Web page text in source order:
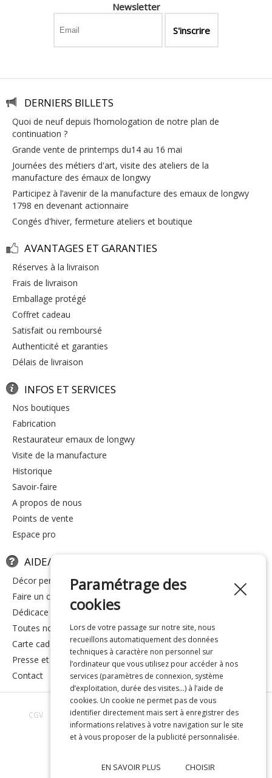
Newsletter
DERNIERS BILLETS
quoi de neuf depuis l’homologation de notre plan de
continuation ?
grande vente de printemps du14 au 16 mai
journées des métiers d'art, visite des ateliers de la
manufacture des émaux de longwy
participez à l’avenir de la manufacture des emaux de longwy
1798 en devenant actionnaire
congés d'hiver, fermeture ateliers et boutique
AVANTAGES ET GARANTIES
réserves à la livraison
frais de livraison
emballage protégé
coffret cadeau
satisfait ou remboursé
authenticité et garanties
délais de livraison
INFOS ET SERVICES
nos boutiques
fabrication
restaurateur emaux de longwy
visite de la manufacture
historique
savoir-faire
a propos de nous
points de vente
espace pro
AIDE/FAQ
décor personnalisé
faire un cadeau
dédicace
toutes nos réponses
carte cadeau
presse et média
contact
CGV Avis clients Toutes nos réponses
À propos de nous
Confidentialité
Mentions légales
Paramétrage des
cookies
Lors de votre passage sur notre site, nous
recueillons automatiquement des données
techniques à caractère non personnel sur
l’ordinateur que vous utilisez pour accéder à nos
services (paramètres de connexion, système
d’exploitation, durée des visites…) à l’aide de
cookies. Un cookie ne permet pas de vous
identifier directement mais sert à enregistrer des
informations relatives à votre navigation sur le site
et à vous proposer de la publicité personnalisée.
EN SAVOIR PLUS CHOISIR